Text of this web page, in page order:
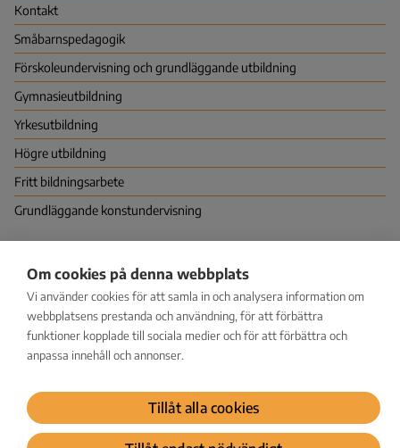
Kontakt
Småbarns­pedagogik
Förskoleundervisning och grundläggande utbildning
Gymnasie­utbildning
Yrkes­utbildning
Högre utbildning
Fritt bildningsarbete
Grundläggande konstundervisning
PB 380 (Hagnäskajen 6), 00531 HELSINGFORS
Vapaudenkatu 58, 40100 JYVÄSKYLÄ
kirjaamo@karvi.fi
029 533 1600
Dataskydd
Om cookies på denna webbplats
Vi använder cookies för att samla in och analysera information om
webbplatsens prestanda och användning, för att förbättra
funktioner kopplade till sociala medier och för att förbättra och
anpassa innehåll och annonser.
Tillåt alla cookies